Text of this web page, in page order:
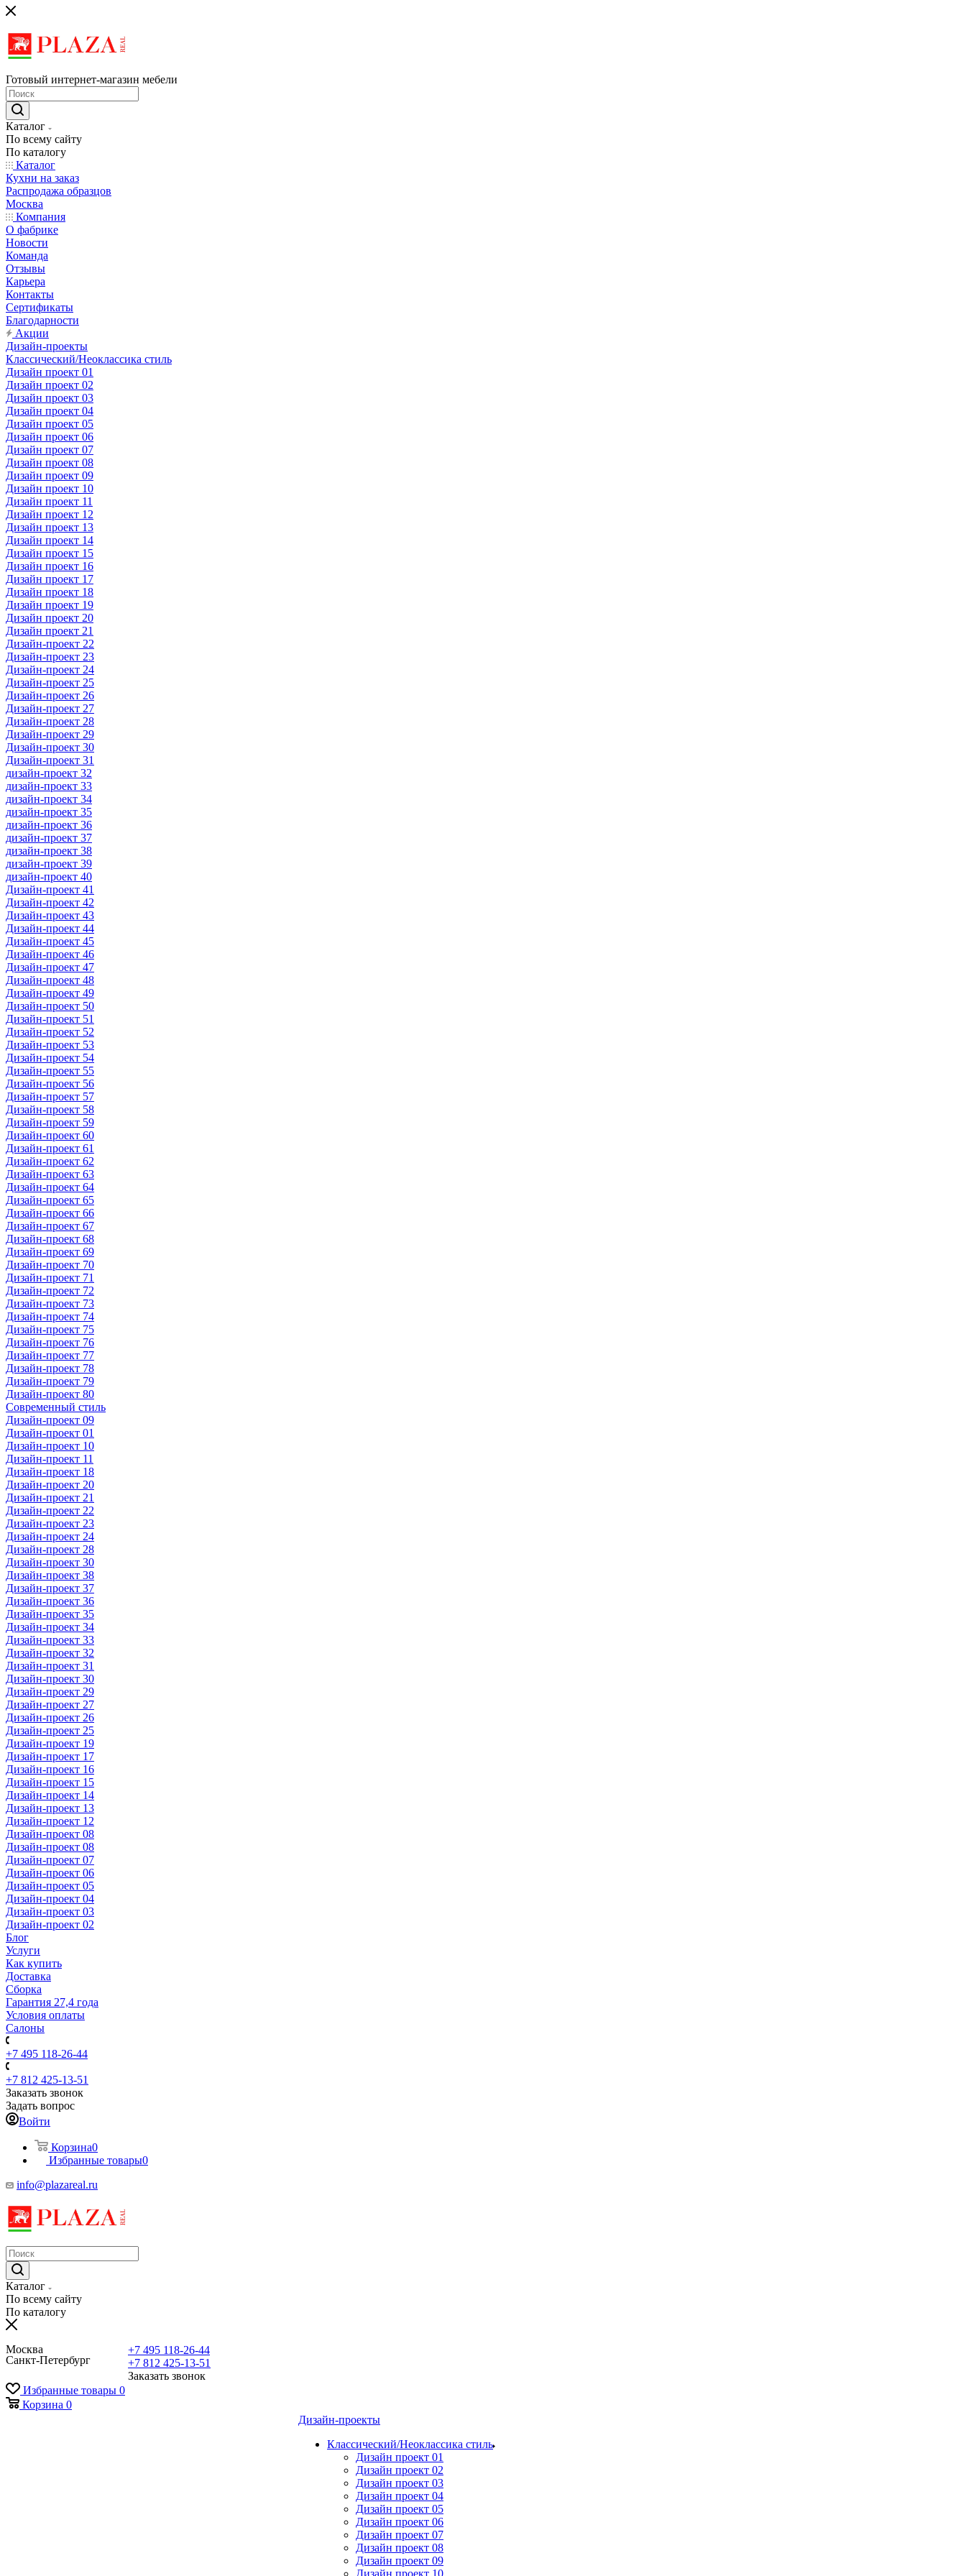
Готовый интернет-магазин мебели
Каталог
По всему сайту
По каталогу
Каталог
Кухни на заказ
Распродажа образцов
Москва
Компания
О фабрике
Новости
Команда
Отзывы
Карьера
Контакты
Сертификаты
Благодарности
Акции
Дизайн-проекты
Классический/Неоклассика стиль
Дизайн проект 01
Дизайн проект 02
Дизайн проект 03
Дизайн проект 04
Дизайн проект 05
Дизайн проект 06
Дизайн проект 07
Дизайн проект 08
Дизайн проект 09
Дизайн проект 10
Дизайн проект 11
Дизайн проект 12
Дизайн проект 13
Дизайн проект 14
Дизайн проект 15
Дизайн проект 16
Дизайн проект 17
Дизайн проект 18
Дизайн проект 19
Дизайн проект 20
Дизайн проект 21
Дизайн-проект 22
Дизайн-проект 23
Дизайн-проект 24
Дизайн-проект 25
Дизайн-проект 26
Дизайн-проект 27
Дизайн-проект 28
Дизайн-проект 29
Дизайн-проект 30
Дизайн-проект 31
дизайн-проект 32
дизайн-проект 33
дизайн-проект 34
дизайн-проект 35
дизайн-проект 36
дизайн-проект 37
дизайн-проект 38
дизайн-проект 39
дизайн-проект 40
Дизайн-проект 41
Дизайн-проект 42
Дизайн-проект 43
Дизайн-проект 44
Дизайн-проект 45
Дизайн-проект 46
Дизайн-проект 47
Дизайн-проект 48
Дизайн-проект 49
Дизайн-проект 50
Дизайн-проект 51
Дизайн-проект 52
Дизайн-проект 53
Дизайн-проект 54
Дизайн-проект 55
Дизайн-проект 56
Дизайн-проект 57
Дизайн-проект 58
Дизайн-проект 59
Дизайн-проект 60
Дизайн-проект 61
Дизайн-проект 62
Дизайн-проект 63
Дизайн-проект 64
Дизайн-проект 65
Дизайн-проект 66
Дизайн-проект 67
Дизайн-проект 68
Дизайн-проект 69
Дизайн-проект 70
Дизайн-проект 71
Дизайн-проект 72
Дизайн-проект 73
Дизайн-проект 74
Дизайн-проект 75
Дизайн-проект 76
Дизайн-проект 77
Дизайн-проект 78
Дизайн-проект 79
Дизайн-проект 80
Современный стиль
Дизайн-проект 09
Дизайн-проект 01
Дизайн-проект 10
Дизайн-проект 11
Дизайн-проект 18
Дизайн-проект 20
Дизайн-проект 21
Дизайн-проект 22
Дизайн-проект 23
Дизайн-проект 24
Дизайн-проект 28
Дизайн-проект 30
Дизайн-проект 38
Дизайн-проект 37
Дизайн-проект 36
Дизайн-проект 35
Дизайн-проект 34
Дизайн-проект 33
Дизайн-проект 32
Дизайн-проект 31
Дизайн-проект 30
Дизайн-проект 29
Дизайн-проект 27
Дизайн-проект 26
Дизайн-проект 25
Дизайн-проект 19
Дизайн-проект 17
Дизайн-проект 16
Дизайн-проект 15
Дизайн-проект 14
Дизайн-проект 13
Дизайн-проект 12
Дизайн-проект 08
Дизайн-проект 08
Дизайн-проект 07
Дизайн-проект 06
Дизайн-проект 05
Дизайн-проект 04
Дизайн-проект 03
Дизайн-проект 02
Блог
Услуги
Как купить
Доставка
Сборка
Гарантия 27,4 года
Условия оплаты
Салоны
+7 495 118-26-44
+7 812 425-13-51
Заказать звонок
Задать вопрос
Войти
Корзина0
Избранные товары0
info@plazareal.ru
Каталог
По всему сайту
По каталогу
Москва
Санкт-Петербург
+7 495 118-26-44
+7 812 425-13-51
Заказать звонок
Избранные товары 0
Корзина 0
Дизайн-проекты
Классический/Неоклассика стиль
Дизайн проект 01
Дизайн проект 02
Дизайн проект 03
Дизайн проект 04
Дизайн проект 05
Дизайн проект 06
Дизайн проект 07
Дизайн проект 08
Дизайн проект 09
Дизайн проект 10